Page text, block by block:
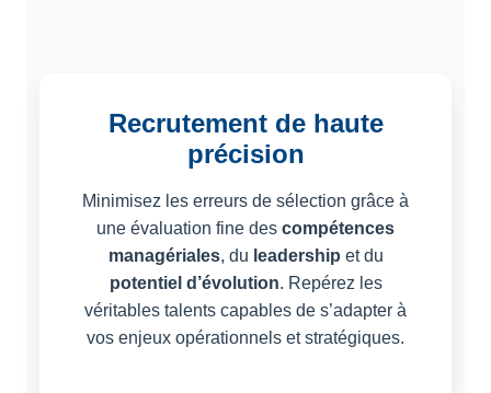
Recrutement de haute
précision
Minimisez les erreurs de sélection grâce à
une évaluation fine des compétences
managériales, du leadership et du
potentiel d’évolution. Repérez les
véritables talents capables de s’adapter à
vos enjeux opérationnels et stratégiques.